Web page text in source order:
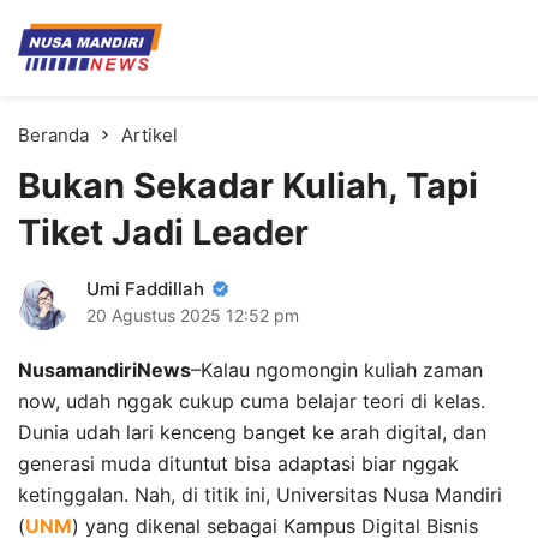
Kampus Digital Bisnis
Universitas Nusa Mandiri
Beranda Artikel
Bukan Sekadar Kuliah, Tapi
Tiket Jadi Leader
Umi Faddillah
20 Agustus 2025 12:52 pm
NusamandiriNews–Kalau ngomongin kuliah zaman
now, udah nggak cukup cuma belajar teori di kelas.
Dunia udah lari kenceng banget ke arah digital, dan
generasi muda dituntut bisa adaptasi biar nggak
ketinggalan. Nah, di titik ini, Universitas Nusa Mandiri
(UNM) yang dikenal sebagai Kampus Digital Bisnis